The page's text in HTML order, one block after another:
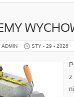
ADMIN STY - 29 - 2026
z